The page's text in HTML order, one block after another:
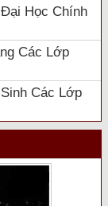
Học Chính
Các Lớp
Các Lớp